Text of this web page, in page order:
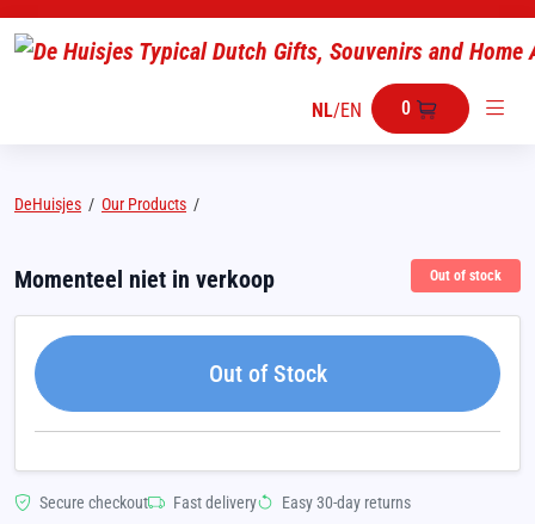
NL/EN 0
DeHuisjes / Our Products /
Momenteel niet in verkoop Out of stock
Out of Stock
Secure checkout Fast delivery Easy 30-day returns